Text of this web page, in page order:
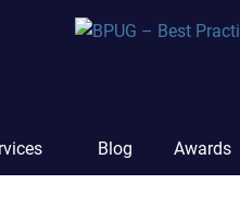
Blog Awards